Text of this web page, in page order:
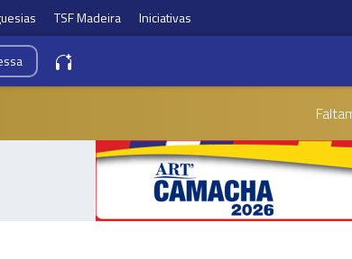
TSF Madeira Iniciativas